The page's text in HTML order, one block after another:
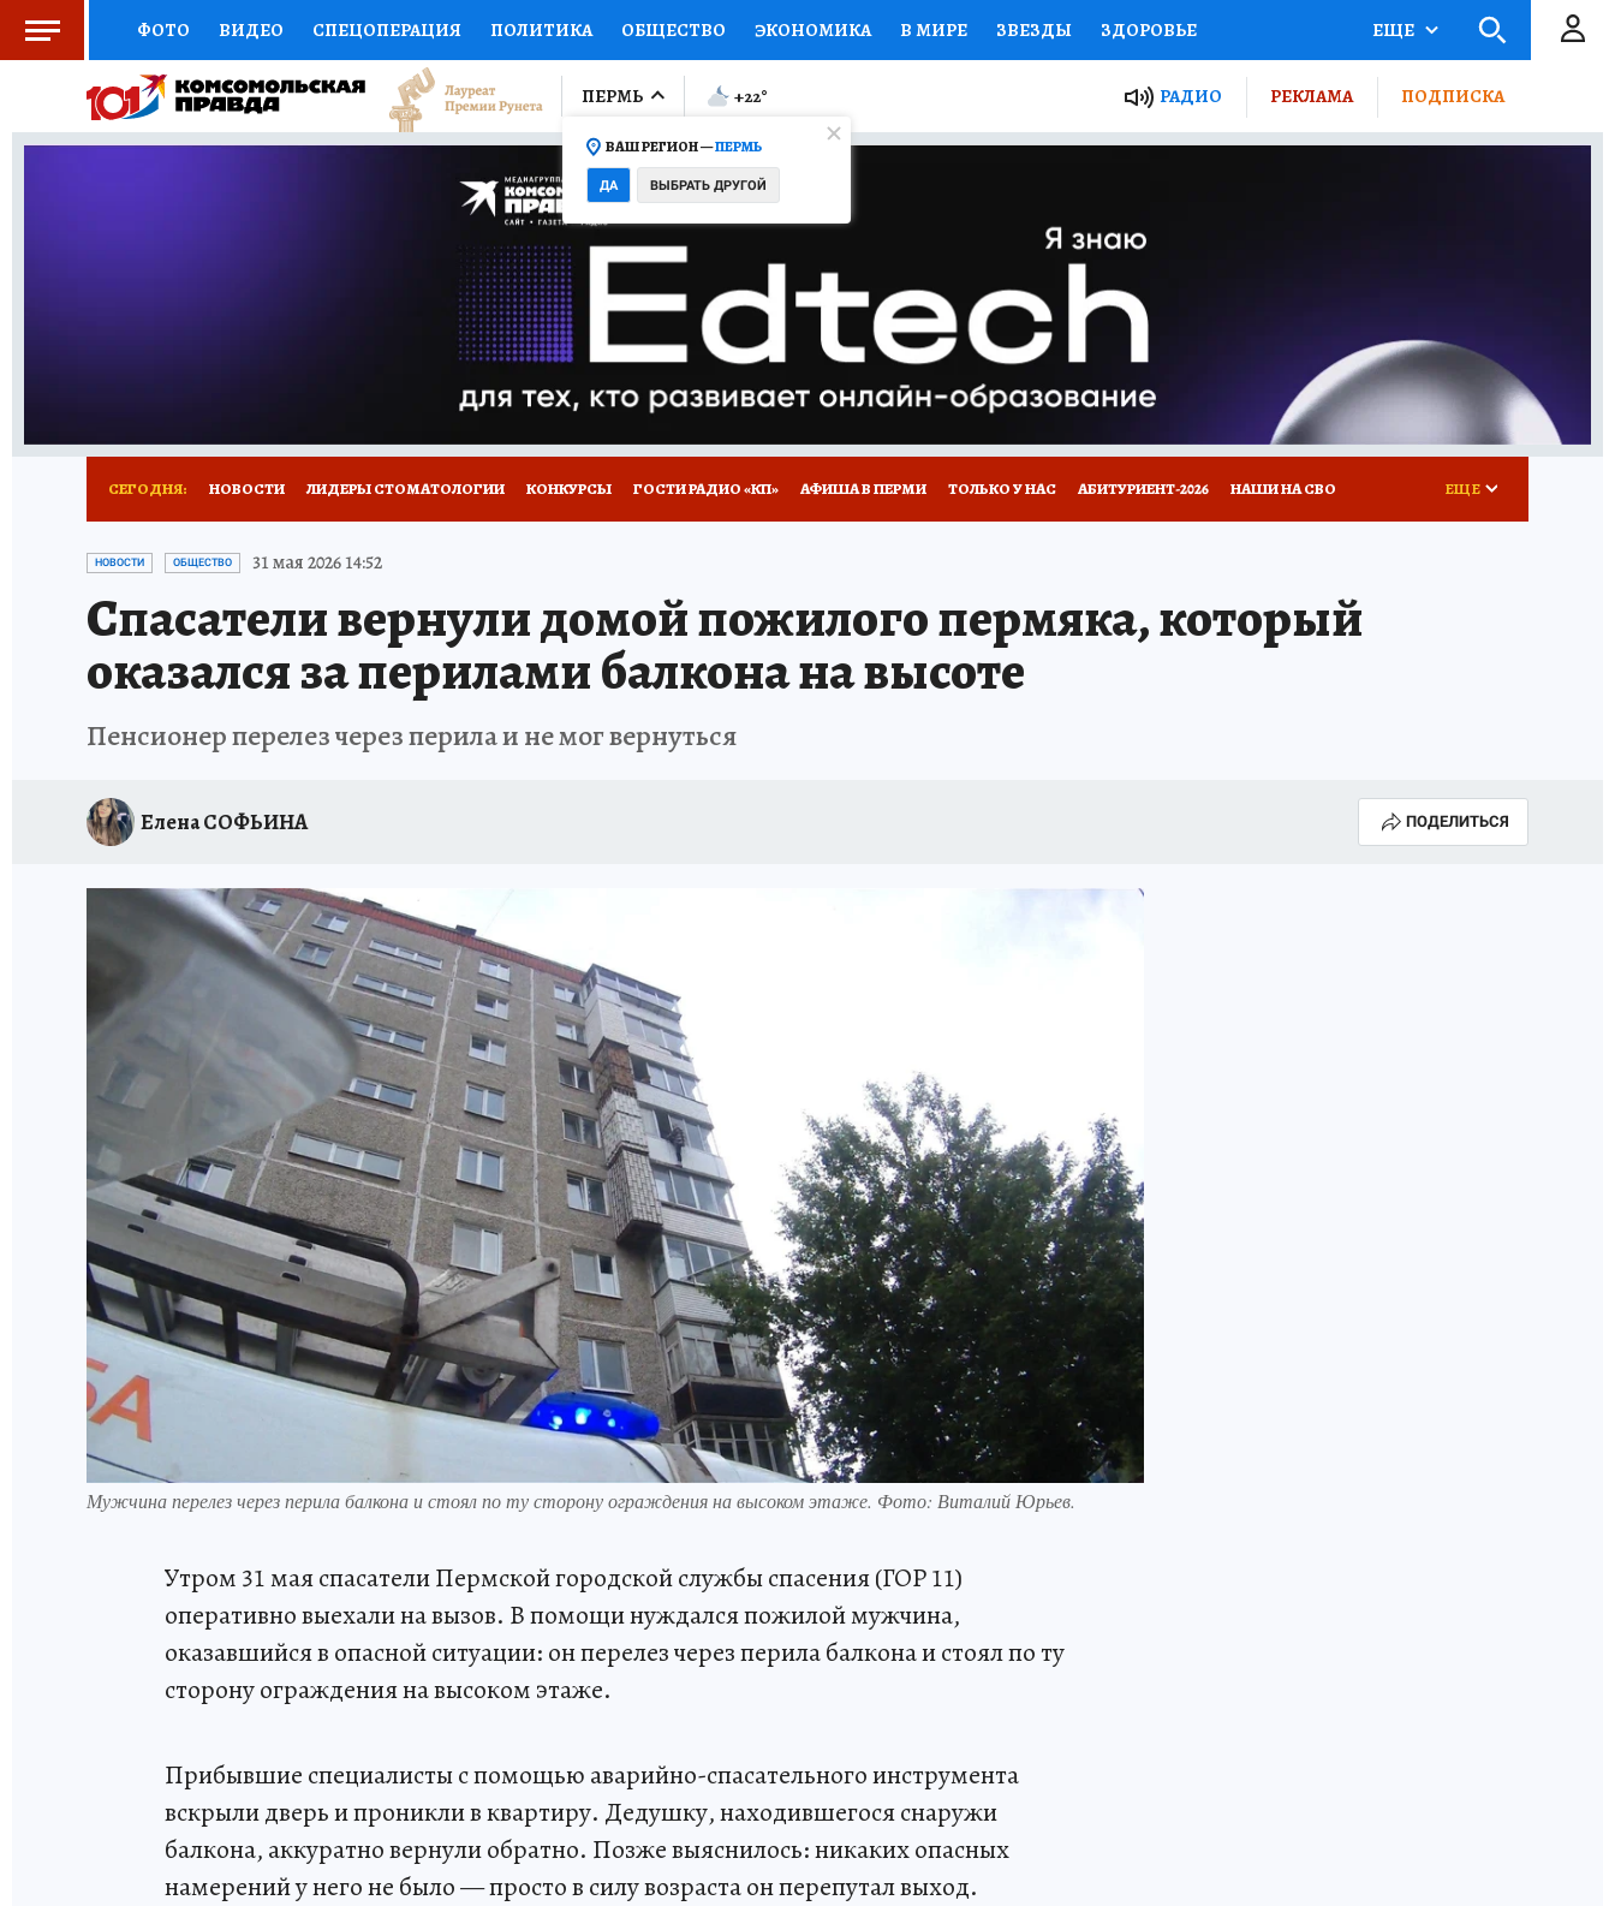
ФОТО ВИДЕО СПЕЦОПЕРАЦИЯ ПОЛИТИКА ОБЩЕСТВО ЭКОНОМИКА В МИРЕ ЗВЕЗДЫ ЗДОРОВЬЕ
СОЦПОДДЕРЖКА НАУКА СПОРТ КОЛУМНИСТЫ ПРОИСШЕСТВИЯ НАЦИОНАЛЬНЫЕ ПРОЕКТЫ РОССИИ
ВЫБОР ЭКСПЕРТОВ ДОКТОР ФИНАНСЫ ОТКРЫВАЕМ МИР Я ЗНАЮ СЕМЬЯ ЖЕНСКИЕ СЕКРЕТЫ ПУТЕВОДИТЕЛЬ
ПРОГНОЗЫ НА СПОРТ ПРОМОКОДЫ СЕРИАЛЫ
ТЕЛЕВИЗОР КОЛЛЕКЦИИ КОНКУРСЫ ГИД ПОТРЕБИТЕЛЯ
НОВОЕ НА САЙТЕ
ЕЩЕ
ПЕРМЬ
ВАШ РЕГИОН —ПЕРМЬ
ДА ВЫБРАТЬ ДРУГОЙ
+22° РАДИО РЕКЛАМА ПОДПИСКА
СЕГОДНЯ: НОВОСТИ ЛИДЕРЫ СТОМАТОЛОГИИ КОНКУРСЫ ГОСТИ РАДИО «КП» АФИША В ПЕРМИ ТОЛЬКО У НАС АБИТУРИЕНТ-2026 НАШИ НА СВО
ВОЕНКОРЫ УКРАИНА: СВОДКА
СНЕГОПАД ВЕКА НАСТОЯЩИЕ ЛЮДИ ОТДЫХ В РОССИИ ЗАПОВЕДНАЯ РОССИЯ ГЕРОИ В БЕЛЫХ ХАЛАТАХ ВЫБОРЫ ГУБЕРНАТОРА
КЛИНИКА ГОДА 2025 ПРОИСШЕСТВИЯ НАСТОЯЩИЕ ЛЮДИ ПРОПАЛИ 13 ТУРИСТОВ ДЕНЬ ПОБЕДЫ В ПЕРМИ
ИСПЫТАНО НА СЕБЕ КЛИНИКА ГОДА-2024
ЕЩЕ
НОВОСТИ ОБЩЕСТВО 31 мая 2026 14:52
Спасатели вернули домой пожилого пермяка, который
оказался за перилами балкона на высоте
Пенсионер перелез через перила и не мог вернуться
Елена СОФЬИНА ПОДЕЛИТЬСЯ
Мужчина перелез через перила балкона и стоял по ту сторону ограждения на высоком этаже. Фото: Виталий Юрьев.
Утром 31 мая спасатели Пермской городской службы спасения (ГОР 11)
оперативно выехали на вызов. В помощи нуждался пожилой мужчина,
оказавшийся в опасной ситуации: он перелез через перила балкона и стоял по ту
сторону ограждения на высоком этаже.
Прибывшие специалисты с помощью аварийно-спасательного инструмента
вскрыли дверь и проникли в квартиру. Дедушку, находившегося снаружи
балкона, аккуратно вернули обратно. Позже выяснилось: никаких опасных
намерений у него не было — просто в силу возраста он перепутал выход.